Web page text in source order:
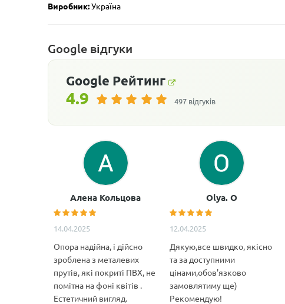
Виробник:Україна
Google відгуки
Google Рейтинг
4.9 497 відгуків
Алена Кольцова
14.04.2025
Опора надійна, і дійсно
зроблена з металевих
прутів, які покриті ПВХ, не
помітна на фоні квітів .
Естетичний вигляд.
Olya. O
12.04.2025
Дякую,все швидко, якісно
та за доступними
цінами,обов'язково
замовлятиму ще)
Рекомендую!